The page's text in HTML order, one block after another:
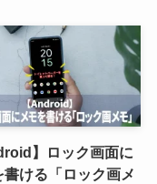
】ロック画面に
書ける「ロック画メ